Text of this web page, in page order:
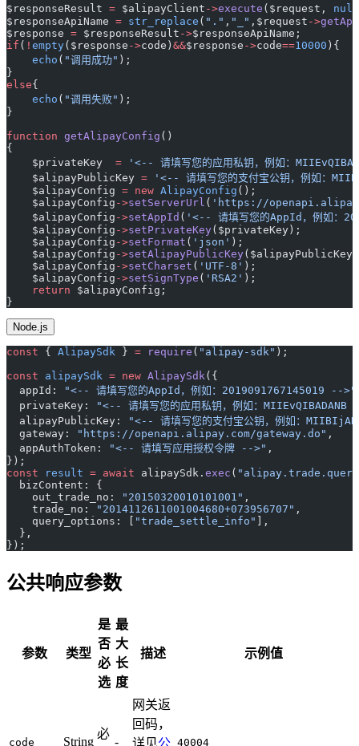
$responseResult = $alipayClient ->execute ($request, null
$responseApiName = str_replace ( "." , "_" ,$request ->
$response = $responseResult ->$responseApiName;
if ( ! empty($response ->code) &&$response ->code==10000 ){
    echo
( "调用成功" );
}
else{
    echo
( "调用失败" );
}
function getAlipayConfig ()
{
    $privateKey
= '<-- 请填写您的应用私钥，例如：
    $alipayPublicKey
= '<-- 请填写您的支付宝公钥，例如：
    $alipayConfig
= new AlipayConfig ();
    $alipayConfig
->setServerUrl ( 'https://
    $alipayConfig
->setAppId ( '<-- 请填写您的AppId，例如：
    $alipayConfig
->setPrivateKey($privateKey);
    $alipayConfig
->setFormat ( 'json' );
    $alipayConfig
->setAlipayPublicKey
    $alipayConfig
->setCharset ( 'UTF-8' );
    $alipayConfig
->setSignType ( 'RSA2' );
    return
$alipayConfig;
}
Node.js
const { AlipaySdk } = require ( "alipay-sdk" );
const alipaySdk = new AlipaySdk ({
  appId:
"<-- 请填写您的AppId，例如：2019091767145019 -->"
  privateKey:
"<-- 请填写您的应用私钥，例如：
  alipayPublicKey:
"<-- 请填写您的支付宝公钥，例如：
  gateway:
"https://openapi.alipay.com/gateway.do" ,
  appAuthToken:
"<-- 请填写应用授权令牌 -->" ,
});
const result = await alipaySdk. exec (
  bizContent: {
    out_trade_no:
"20150320010101001" ,
    trade_no:
"2014112611001004680+073956707" ,
    query_options: [
"trade_settle_info"
],
  },
});
公共响应参数
参数 类型
是
否
必
选
最
大
长
度
描述 示例值
code String
必
-
网关返
回码，
详见公 40004